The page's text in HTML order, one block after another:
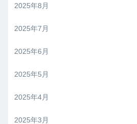
2025年8月
2025年7月
2025年6月
2025年5月
2025年4月
2025年3月